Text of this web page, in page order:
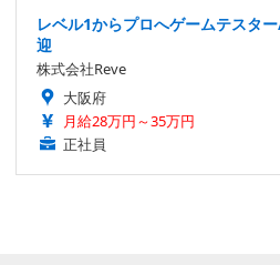
レベル1からプロへゲームテスタ
迎
株式会社Reve
大阪府
月給28万円～35万円
正社員